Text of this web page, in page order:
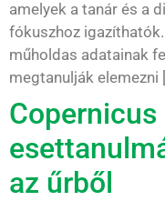
amelyek a tanár és a
fókuszhoz
műholdas adatainak
megtanulják elemezni
az űrből